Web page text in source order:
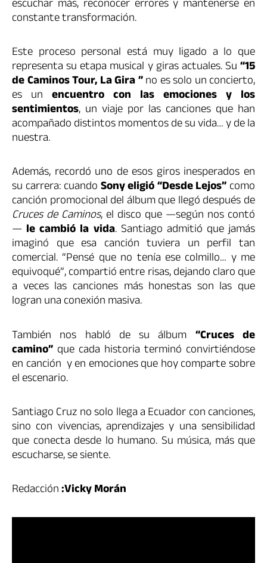
escuchar más, reconocer errores y mantenerse en
constante transformación.
Este proceso personal está muy ligado a lo que
representa su etapa musical y giras actuales. Su“15
de Caminos Tour, La Gira ”no es solo un concierto,
es un encuentro con las emociones y los
sentimientos, un viaje por las canciones que han
acompañado distintos momentos de su vida… y de la
nuestra.
Además, recordó uno de esos giros inesperados en
su carrera: cuandoSony eligió “Desde Lejos”como
canción promocional del álbum que llegó después de
Cruces de Caminos, el disco que —según nos contó
— le cambió la vida. Santiago admitió que jamás
imaginó que esa canción tuviera un perfil tan
comercial. “Pensé que no tenía ese colmillo… y me
equivoqué”, compartió entre risas, dejando claro que
a veces las canciones más honestas son las que
logran una conexión masiva.
También nos habló de su álbum “Cruces de
camino” que cada historia terminó convirtiéndose
en canción y en emociones que hoy comparte sobre
el escenario.
Santiago Cruz no solo llega a Ecuador con canciones,
sino con vivencias, aprendizajes y una sensibilidad
que conecta desde lo humano. Su música, más que
escucharse, se siente.
Redacción:Vicky Morán